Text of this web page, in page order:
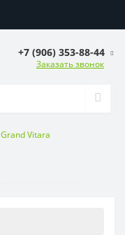
+7 (906) 353-88-44
Заказать звонок
Grand Vitara